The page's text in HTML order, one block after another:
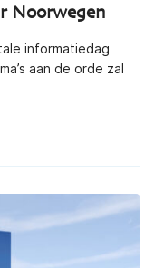
Noorwegen
informatiedag
aan de orde zal